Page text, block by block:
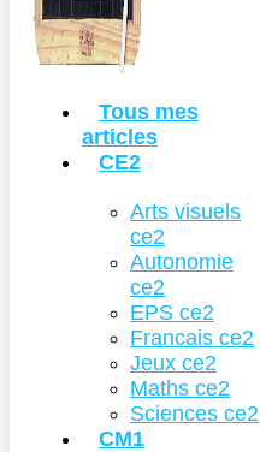
Tous mes
articles
CE2
Arts visuels
ce2
Autonomie
ce2
EPS ce2
Francais ce2
Jeux ce2
Maths ce2
Sciences ce2
CM1